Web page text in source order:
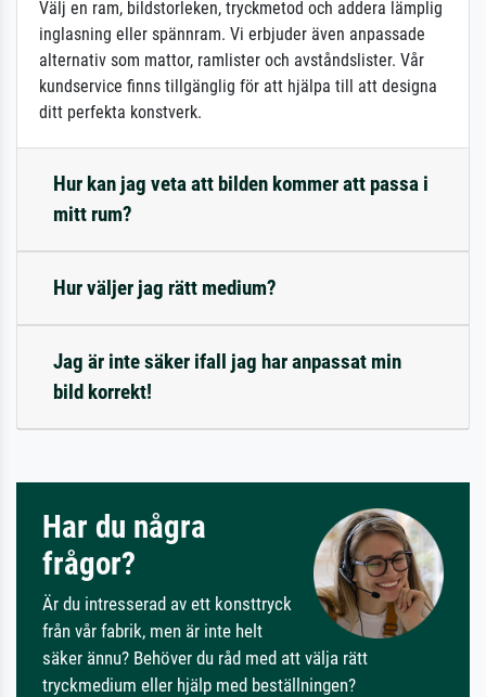
Välj en ram, bildstorleken, tryckmetod och addera lämplig
inglasning eller spännram. Vi erbjuder även anpassade
alternativ som mattor, ramlister och avståndslister. Vår
kundservice finns tillgänglig för att hjälpa till att designa
ditt perfekta konstverk.
Hur kan jag veta att bilden kommer att passa i
mitt rum?
Hur väljer jag rätt medium?
Jag är inte säker ifall jag har anpassat min
bild korrekt!
Har du några
frågor?
Är du intresserad av ett konsttryck
från vår fabrik, men är inte helt
säker ännu? Behöver du råd med att välja rätt
tryckmedium eller hjälp med beställningen?